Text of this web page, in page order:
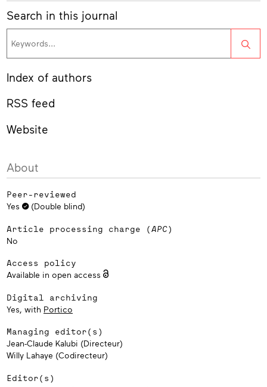
Search in this journal
Index of authors
RSS feed
Website
About
Peer-reviewed
Yes (Double blind)
Article processing charge (APC)
No
Access policy
Available in open access
Digital archiving
Yes, with Portico
Managing editor(s)
Jean-Claude Kalubi (Directeur)
Willy Lahaye (Codirecteur)
Editor(s)